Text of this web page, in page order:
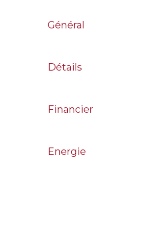
Général
Détails
Financier
Energie